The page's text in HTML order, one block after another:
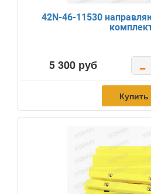
42N-46-11530
5 300 руб -
Купить